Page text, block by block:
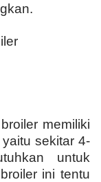
memiliki
sekitar 4-
untuk
ini tentu